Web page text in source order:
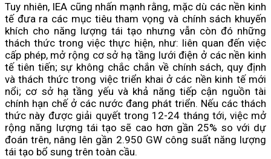
Tuy nhiên, IEA cũng nhấn mạnh rằng, mặc dù các nền kinh
tế đưa ra các mục tiêu tham vọng và chính sách khuyến
khích cho năng lượng tái tạo nhưng vẫn còn đó những
thách thức trong việc thực hiện, như: liên quan đến việc
cấp phép, mở rộng cơ sở hạ tầng lưới điện ở các nền kinh
tế tiên tiến; sự không chắc chắn về chính sách, quy định
và thách thức trong việc triển khai ở các nền kinh tế mới
nổi; cơ sở hạ tầng yếu và khả năng tiếp cận nguồn tài
chính hạn chế ở các nước đang phát triển. Nếu các thách
thức này được giải quyết trong 12-24 tháng tới, việc mở
rộng năng lượng tái tạo sẽ cao hơn gần 25% so với dự
đoán trên, nâng lên gần 2.950 GW công suất năng lượng
tái tạo bổ sung trên toàn cầu.